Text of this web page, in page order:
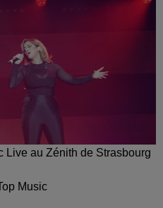
Live au Zénith de Strasbourg
Music